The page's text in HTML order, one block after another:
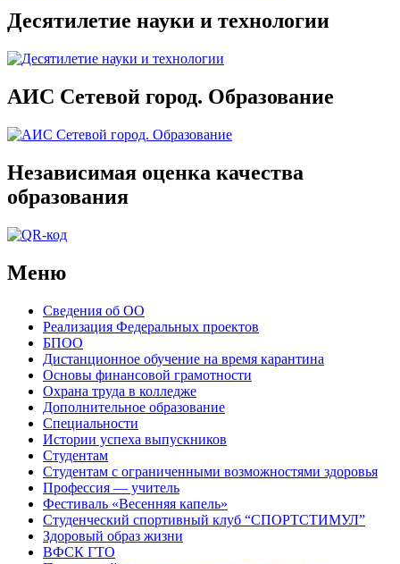
Десятилетие науки и технологии
АИС Сетевой город. Образование
Независимая оценка качества
образования
Меню
Сведения об ОО
Реализация Федеральных проектов
БПОО
Дистанционное обучение на время карантина
Основы финансовой грамотности
Охрана труда в колледже
Дополнительное образование
Специальности
Истории успеха выпускников
Студентам
Студентам с ограниченными возможностями здоровья
Профессия — учитель
Фестиваль «Весенняя капель»
Студенческий спортивный клуб “СПОРТСТИМУЛ”
Здоровый образ жизни
ВФСК ГТО